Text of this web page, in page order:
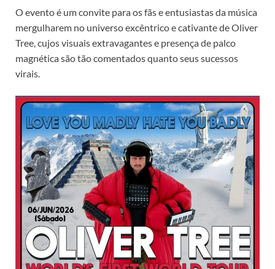
O evento é um convite para os fãs e entusiastas da música
mergulharem no universo excêntrico e cativante de Oliver
Tree, cujos visuais extravagantes e presença de palco
magnética são tão comentados quanto seus sucessos
virais.